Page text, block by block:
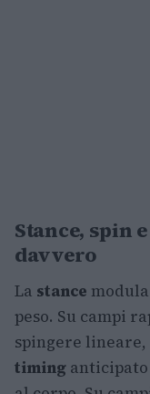
Stance, spin
davvero
La stance
peso. Su campi
spingere lineare,
timing